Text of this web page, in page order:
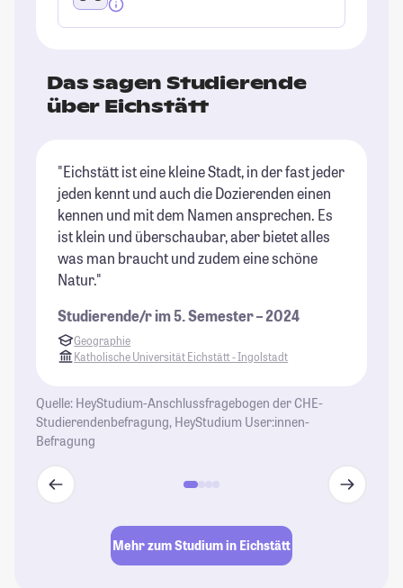
Das sagen Studierende
über Eichstätt
"Eichstätt ist eine kleine Stadt, in der fast jeder
jeden kennt und auch die Dozierenden einen
kennen und mit dem Namen ansprechen. Es
ist klein und überschaubar, aber bietet alles
was man braucht und zudem eine schöne
Natur."
Studierende/r im 5. Semester – 2024
Geographie
Katholische Universität Eichstätt - Ingolstadt
Quelle: HeyStudium-Anschlussfragebogen der CHE-
Studierendenbefragung, HeyStudium User:innen-
Befragung
Mehr zum Studium in Eichstätt